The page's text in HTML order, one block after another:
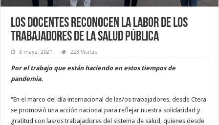
Los docentes reconocen la labor de los
trabajadores de la salud pública
3 mayo, 2021 223 Visitas
Por el trabajo que están haciendo en estos tiempos de
pandemia.
“En el marco del día internacional de las/os trabajadores, desde Ctera
se promovió una acción nacional para reflejar nuestra solidaridad y
gratitud con las/os trabajadores del sistema de salud, quienes desde